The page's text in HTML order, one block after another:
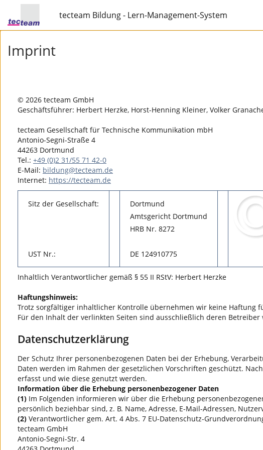
tecteam Bildung - Lern-Management-System
Imprint
© 2026 tecteam GmbH
Geschäftsführer: Herbert Herzke, Horst-Henning Kleiner, Volker
tecteam Gesellschaft für Technische Kommunikation mbH
Antonio-Segni-Straße 4
44263 Dortmund
Tel.: +49 (0)2 31/55 71 42-0
E-Mail: bildung@tecteam.de
Internet: https://tecteam.de
Sitz der Gesellschaft:
UST Nr.:
Dortmund
Amtsgericht Dortmund
HRB Nr. 8272
DE 124910775
Inhaltlich Verantwortlicher gemäß § 55 II RStV: Herbert Herzke
Haftungshinweis:
Trotz sorgfältiger inhaltlicher Kontrolle übernehmen wir keine Haftung
Für den Inhalt der verlinkten Seiten sind ausschließlich deren Betreiber
Datenschutzerklärung
Der Schutz Ihrer personenbezogenen Daten bei der Erhebung,
Daten werden im Rahmen der gesetzlichen Vorschriften geschützt.
erfasst und wie diese genutzt werden.
Information über die Erhebung personenbezogener Daten
(1) Im Folgenden informieren wir über die Erhebung
persönlich beziehbar sind, z. B. Name, Adresse, E-Mail-Adressen,
(2) Verantwortlicher gem. Art. 4 Abs. 7 EU-Datenschutz-
tecteam GmbH
Antonio-Segni-Str. 4